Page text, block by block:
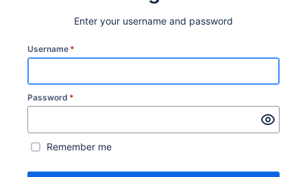
Enter your username and password
Username *
Password *
Remember me